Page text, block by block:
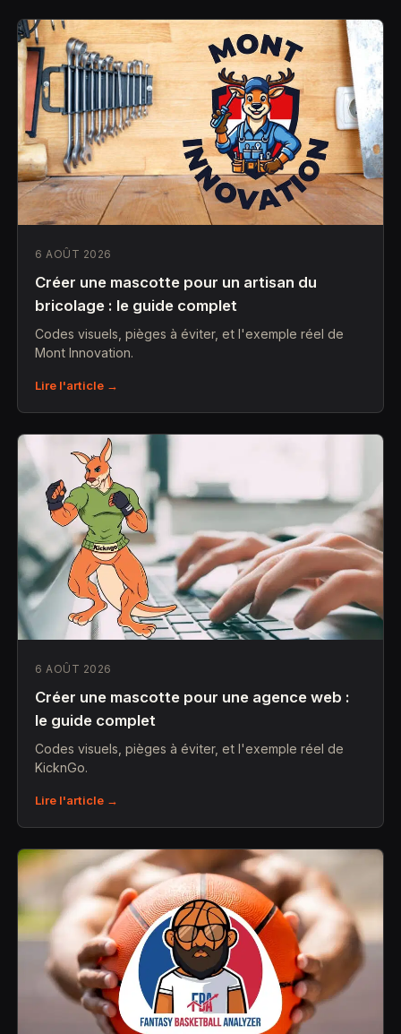
6 AOÛT 2026
Créer une mascotte pour un artisan du
bricolage : le guide complet
Codes visuels, pièges à éviter, et l'exemple réel de
Mont Innovation.
Lire l'article →
6 AOÛT 2026
Créer une mascotte pour une agence web :
le guide complet
Codes visuels, pièges à éviter, et l'exemple réel de
KicknGo.
Lire l'article →